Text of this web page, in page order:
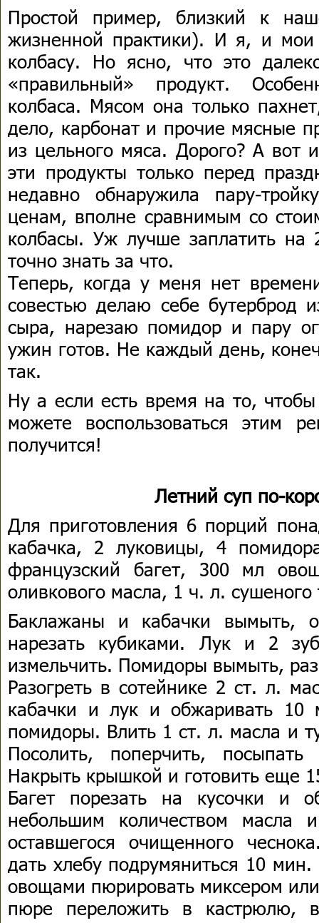
Простой пример, близкий к
жизненной практики). И я, и
колбасу. Но ясно, что это
«правильный» продукт.
колбаса. Мясом она только
дело, карбонат и прочие мясные
из цельного мяса. Дорого? А вот
эти продукты только перед
недавно обнаружила пару-
ценам, вполне сравнимым со
колбасы. Уж лучше заплатить на
точно знать за что.
Теперь, когда у меня нет
совестью делаю себе бутерброд
сыра, нарезаю помидор и пару
ужин готов. Не каждый день,
так.
Ну а если есть время на то, чтобы
можете воспользоваться этим
получится!
Летний суп по-
Для приготовления 6 порций
кабачка, 2 луковицы, 4
французский багет, 300 мл
оливкового масла, 1 ч. л.
Баклажаны и кабачки вымыть,
нарезать кубиками. Лук и 2
измельчить. Помидоры вымыть,
Разогреть в сотейнике 2 ст. л.
кабачки и лук и обжаривать 10
помидоры. Влить 1 ст. л. масла и
Посолить, поперчить,
Накрыть крышкой и готовить еще
Багет порезать на кусочки и
небольшим количеством масла
оставшегося очищенного
дать хлебу подрумяниться 10
овощами пюрировать миксером
пюре переложить в кастрюлю,